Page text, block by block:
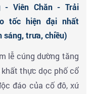
của cố đô Phật giáo
nghỉ ngơi
- Viên Chăn - Trải
tốc hiện đại nhất
sáng, trưa, chiều)
lễ cúng dường tăng
khất thực dọc phố cổ
đáo của cố đô, xứ